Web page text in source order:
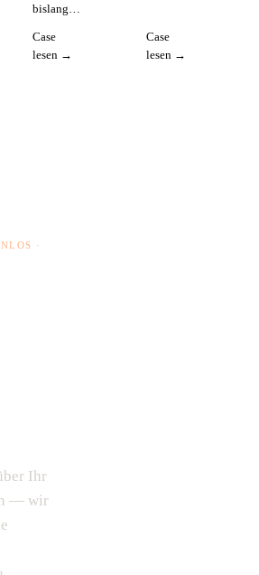
bislang…
Case
lesen →
Case
lesen →
·
Ihr
— wir